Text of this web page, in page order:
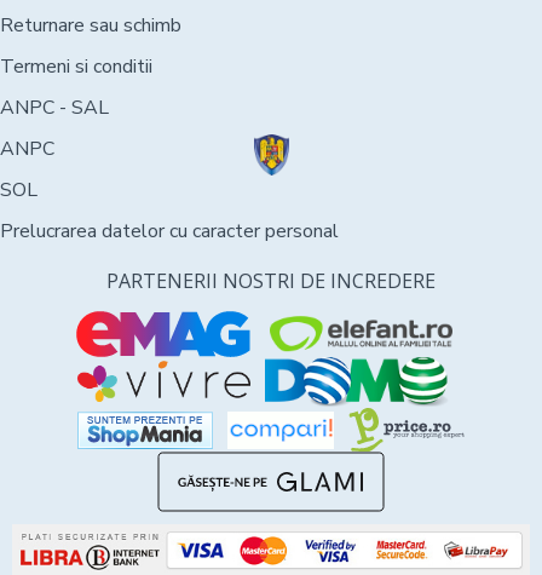
Returnare sau schimb
Termeni si conditii
ANPC - SAL
ANPC
SOL
Prelucrarea datelor cu caracter personal
PARTENERII NOSTRI DE INCREDERE